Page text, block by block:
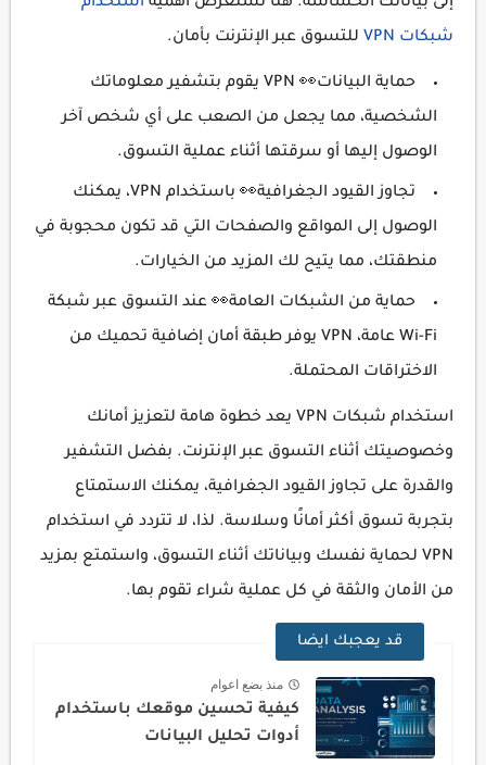
شبكات VPN
للتسوق عبر الإنترنت بأمان.
حماية البيانات👀 VPN يقوم بتشفير معلوماتك
الشخصية، مما يجعل من الصعب على أي شخص آخر
الوصول إليها أو سرقتها أثناء عملية التسوق.
تجاوز القيود الجغرافية👀 باستخدام VPN، يمكنك
الوصول إلى المواقع والصفحات التي قد تكون محجوبة في
منطقتك، مما يتيح لك المزيد من الخيارات.
حماية من الشبكات العامة👀 عند التسوق عبر شبكة
Wi-Fi عامة، VPN يوفر طبقة أمان إضافية تحميك من
الاختراقات المحتملة.
استخدام شبكات VPN يعد خطوة هامة لتعزيز أمانك
وخصوصيتك أثناء التسوق عبر الإنترنت. بفضل التشفير
والقدرة على تجاوز القيود الجغرافية، يمكنك الاستمتاع
بتجربة تسوق أكثر أمانًا وسلاسة. لذا، لا تتردد في استخدام
VPN لحماية نفسك وبياناتك أثناء التسوق، واستمتع بمزيد
من الأمان والثقة في كل عملية شراء تقوم بها.
قد يعجبك ايضا
منذ بضع اعوام
كيفية تحسين موقعك باستخدام
أدوات تحليل البيانات